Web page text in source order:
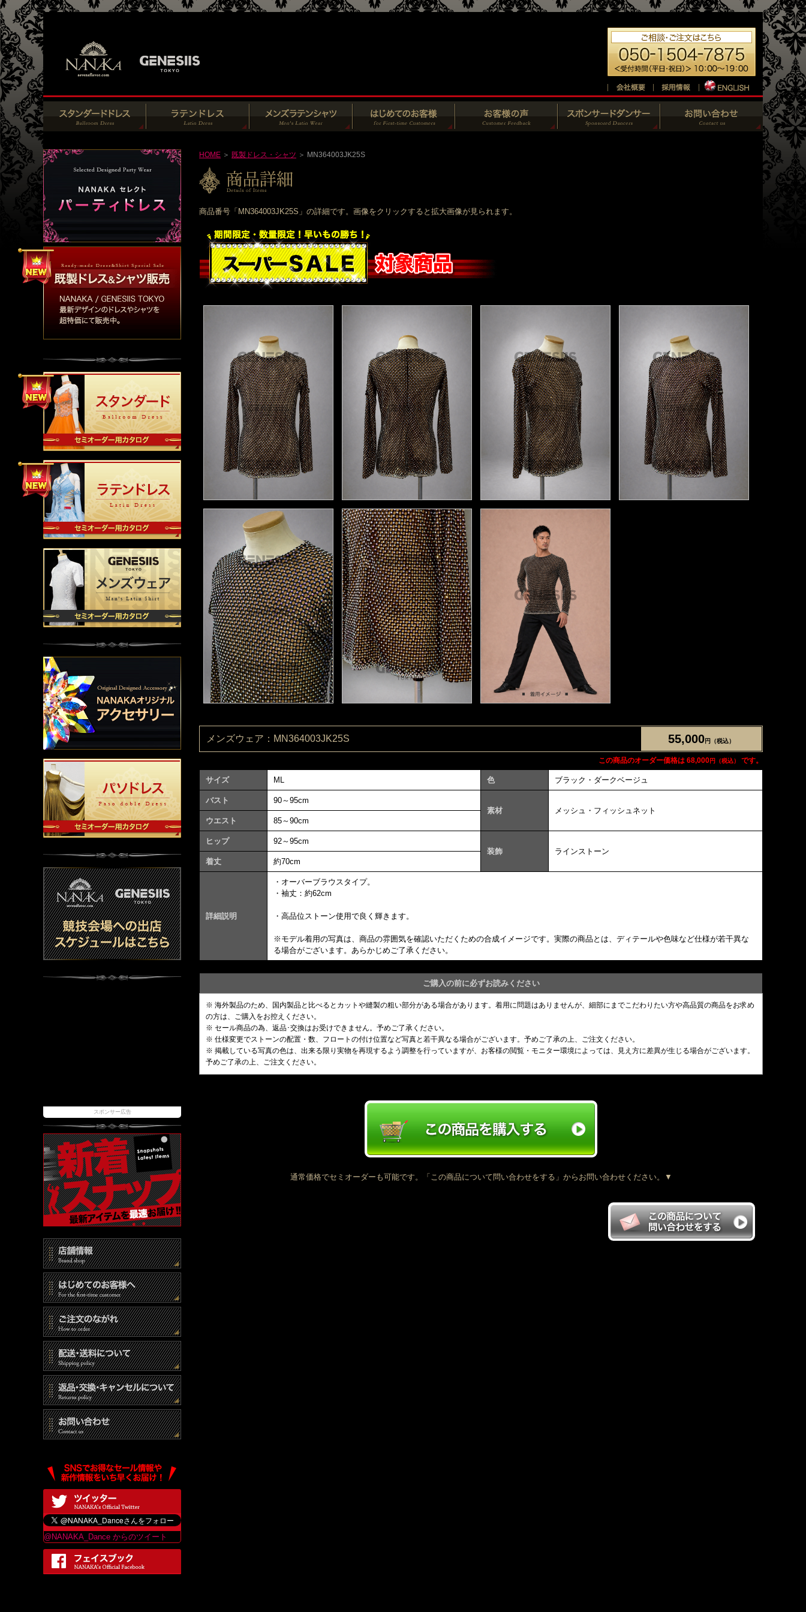
スポンサー広告
@NANAKA_Dance からのツイート
HOME ＞ 既製ドレス・シャツ ＞ MN364003JK25S
商品番号「MN364003JK25S」の詳細です。画像をクリックすると拡大画像が見られます。
メンズウェア：MN364003JK25S 55,000円（税込）
この商品のオーダー価格は 68,000円（税込） です。
サイズ ML 色 ブラック・ダークベージュ
バスト
90～95cm
素材
メッシュ・フィッシュネット
ウエスト
85～90cm
ヒップ
92～95cm
装飾
ラインストーン
着丈
約70cm
詳細説明
・オーバーブラウスタイプ。
・袖丈：約62cm
・高品位ストーン使用で良く輝きます。
※モデル着用の写真は、商品の雰囲気を確認いただくための合成イメージです。実際の商品とは、ディテールや色味など仕様が若干異な
る場合がございます。あらかじめご了承ください。
ご購入の前に必ずお読みください
※ 海外製品のため、国内製品と比べるとカットや縫製の粗い部分がある場合があります。着用に問題はありませんが、細部にまでこだわりたい方や高品質の商品をお求め
の方は、ご購入をお控えください。
※ セール商品の為、返品･交換はお受けできません。予めご了承ください。
※ 仕様変更でストーンの配置・数、フロートの付け位置など写真と若干異なる場合がございます。予めご了承の上、ご注文ください。
※ 掲載している写真の色は、出来る限り実物を再現するよう調整を行っていますが、お客様の閲覧・モニター環境によっては、見え方に差異が生じる場合がございます。
予めご了承の上、ご注文ください。
通常価格でセミオーダーも可能です。「この商品について問い合わせをする」からお問い合わせください。▼